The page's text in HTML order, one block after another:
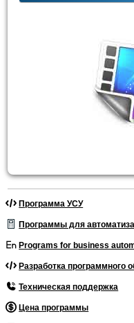
Программа УСУ
Программы для
Programs for business
Разработка программного
Техническая поддержка
Цена программы